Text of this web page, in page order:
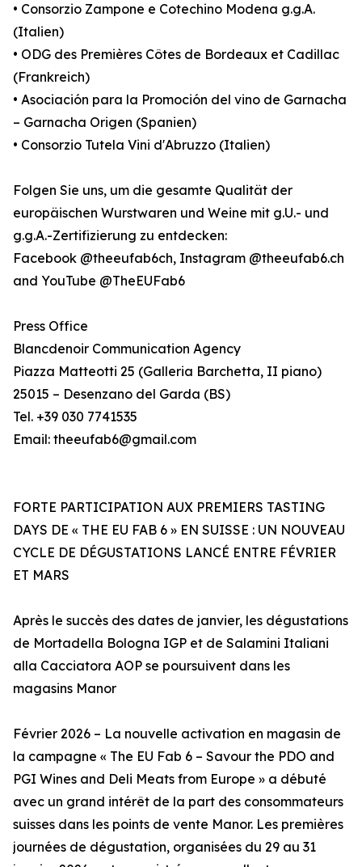
• Consorzio Zampone e Cotechino Modena g.g.A.
(Italien)
• ODG des Premières Côtes de Bordeaux et Cadillac
(Frankreich)
• Asociación para la Promoción del vino de Garnacha
– Garnacha Origen (Spanien)
• Consorzio Tutela Vini d'Abruzzo (Italien)
Folgen Sie uns, um die gesamte Qualität der
europäischen Wurstwaren und Weine mit g.U.- und
g.g.A.-Zertifizierung zu entdecken:
Facebook @theeufab6ch, Instagram @theeufab6.ch
and YouTube @TheEUFab6
Press Office
Blancdenoir Communication Agency
Piazza Matteotti 25 (Galleria Barchetta, II piano)
25015 – Desenzano del Garda (BS)
Tel. +39 030 7741535
Email: theeufab6@gmail.com
FORTE PARTICIPATION AUX PREMIERS TASTING
DAYS DE « THE EU FAB 6 » EN SUISSE : UN NOUVEAU
CYCLE DE DÉGUSTATIONS LANCÉ ENTRE FÉVRIER
ET MARS
Après le succès des dates de janvier, les dégustations
de Mortadella Bologna IGP et de Salamini Italiani
alla Cacciatora AOP se poursuivent dans les
magasins Manor
Février 2026 – La nouvelle activation en magasin de
la campagne « The EU Fab 6 – Savour the PDO and
PGI Wines and Deli Meats from Europe » a débuté
avec un grand intérêt de la part des consommateurs
suisses dans les points de vente Manor. Les premières
journées de dégustation, organisées du 29 au 31